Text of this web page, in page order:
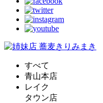
すべて
青山本店
レイク
タウン店